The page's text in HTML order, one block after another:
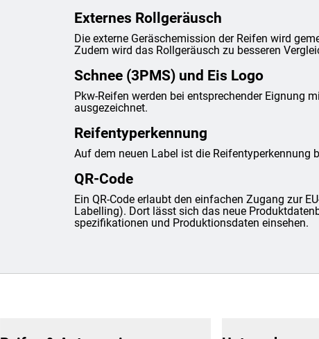
Externes Rollgeräusch
Die externe Geräschemission der Reifen wird
Zudem wird das Rollgeräusch zu besseren
Schnee (3PMS) und Eis Logo
Pkw-Reifen werden bei entsprechender Eignung
ausgezeichnet.
Reifentyperkennung
Auf dem neuen Label ist die Reifentyperkennung
QR-Code
Ein QR-Code erlaubt den einfachen Zugang zur
Labelling). Dort lässt sich das neue
spezifikationen und Produktionsdaten einsehen.